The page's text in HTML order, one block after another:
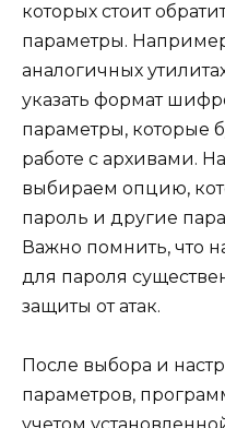
которых стоит
параметры.
аналогичных
указать формат
параметры, которые
работе с архивами.
выбираем опцию,
пароль и другие
Важно помнить, что
для пароля
защиты от атак.
После выбора и
параметров,